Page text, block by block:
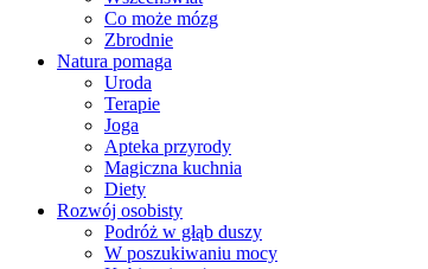
Co może mózg
Zbrodnie
Natura pomaga
Uroda
Terapie
Joga
Apteka przyrody
Magiczna kuchnia
Diety
Rozwój osobisty
Podróż w głąb duszy
W poszukiwaniu mocy